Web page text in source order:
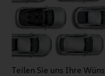
Teilen Sie uns Ihre